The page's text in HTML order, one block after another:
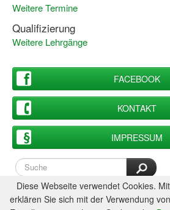
Weitere Termine
Qualifizierung
Weitere Lehrgänge
FACEBOOK
KONTAKT
IMPRESSUM
Diese Webseite verwendet Cookies.
erklären Sie sich mit der Verwendung